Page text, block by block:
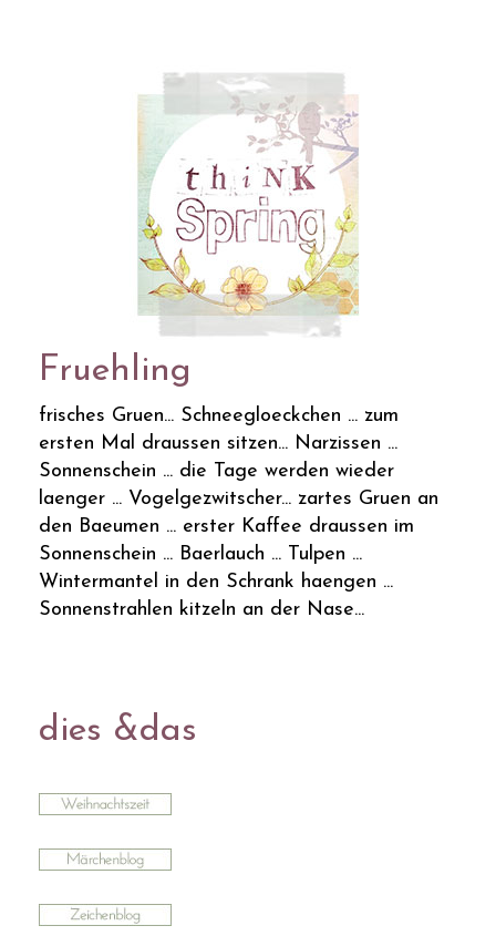
Fruehling
frisches Gruen... Schneegloeckchen ... zum
ersten Mal draussen sitzen... Narzissen ...
Sonnenschein ... die Tage werden wieder
laenger ... Vogelgezwitscher... zartes Gruen an
den Baeumen ... erster Kaffee draussen im
Sonnenschein ... Baerlauch ... Tulpen ...
Wintermantel in den Schrank haengen ...
Sonnenstrahlen kitzeln an der Nase...
dies &das